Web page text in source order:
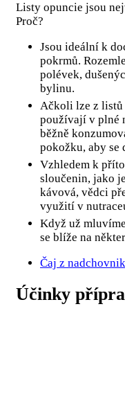
Listy opuncie jsou
Proč?
Jsou ideální k
pokrmů.
polévek,
bylinu.
Ačkoli lze z listů
používají v plné
běžně
pokožku, aby se
Vzhledem k
sloučenin, jako
kávová, vědci
využití v
Když už
se blíže na
Čaj z
Účinky